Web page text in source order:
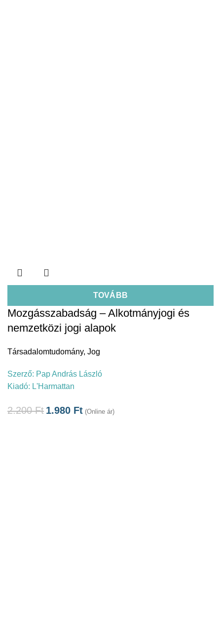
TOVÁBB
Mozgásszabadság – Alkotmányjogi és
nemzetközi jogi alapok
Társadalomtudomány, Jog
Szerző: Pap András László
Kiadó: L'Harmattan
2.200Ft 1.980 Ft (Online ár)